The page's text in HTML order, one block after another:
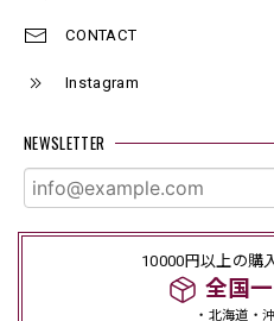
CONTACT
Instagram
NEWSLETTER
10000円以上の購
全国
・北海道・